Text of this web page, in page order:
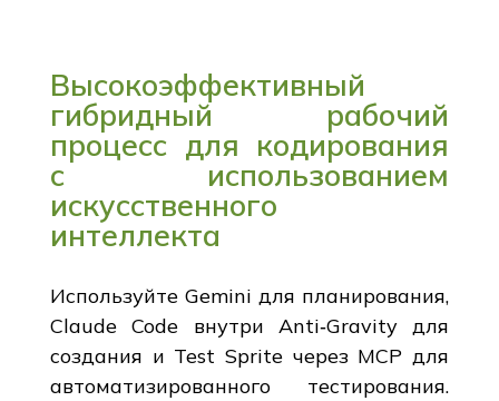
Высокоэффективный
гибридный рабочий
процесс для кодирования
с использованием
искусственного
интеллекта
Используйте Gemini для планирования,
Claude Code внутри Anti‑Gravity для
создания и Test Sprite через MCP для
автоматизированного тестирования.